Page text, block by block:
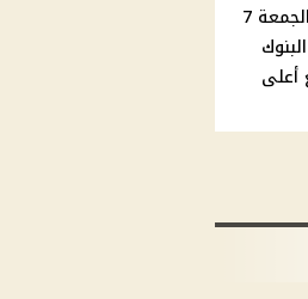
أسعار الدولار اليوم الجمعة 7
في البنوك
أعلى